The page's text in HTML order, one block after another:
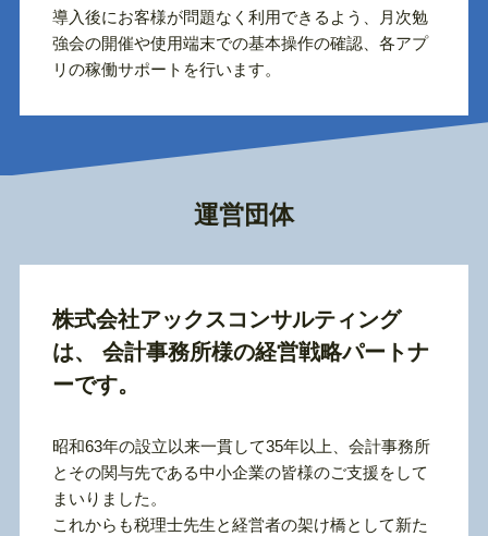
導入後にお客様が問題なく利用できるよう、月次勉
強会の開催や使用端末での基本操作の確認、各アプ
リの稼働サポートを行います。
運営団体
株式会社アックスコンサルティング
は、
会計事務所様の経営戦略パートナ
ーです。
昭和63年の設立以来一貫して35年以上、会計事務所
とその関与先である中小企業の皆様のご支援をして
まいりました。
これからも税理士先生と経営者の架け橋として新た